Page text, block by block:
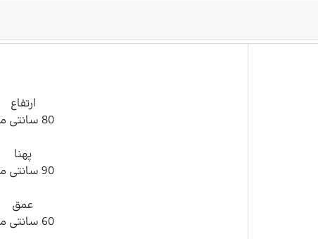
ارتفاع
80 سانتی متر
پهنا
90 سانتی متر
عمق
60 سانتی متر